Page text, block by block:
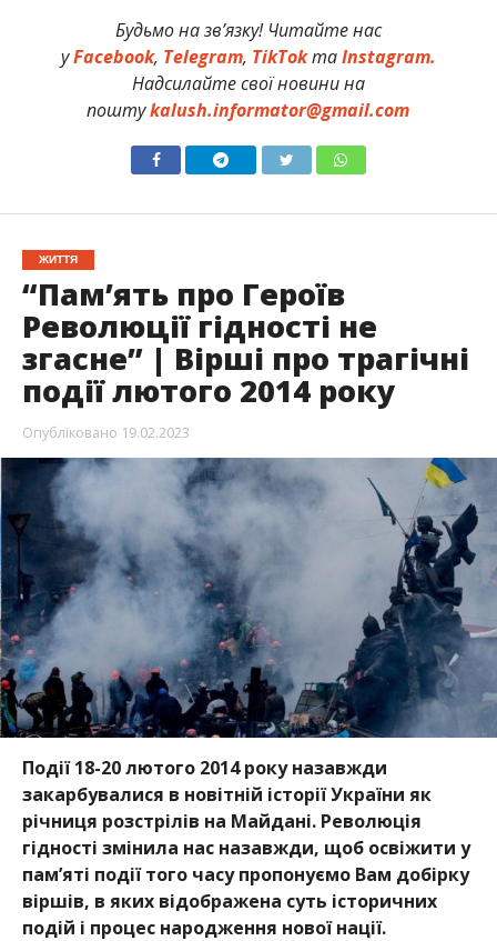
Будьмо на зв’язку! Читайте нас
уFacebook, Telegram, TikTokтаInstagram.
Надсилайте свої новини на
поштуkalush.informator@gmail.com
ЖИТТЯ
“Пам’ять про Героїв
Революції гідності не
згасне” | Вірші про трагічні
події лютого 2014 року
Опубліковано 19.02.2023
Події 18-20 лютого 2014 року назавжди
закарбувалися в новітній історії України як
річниця розстрілів на Майдані. Революція
гідності змінила нас назавжди, щоб освіжити у
пам’яті події того часу пропонуємо Вам добірку
віршів, в яких відображена суть історичних
подій і процес народження нової нації.